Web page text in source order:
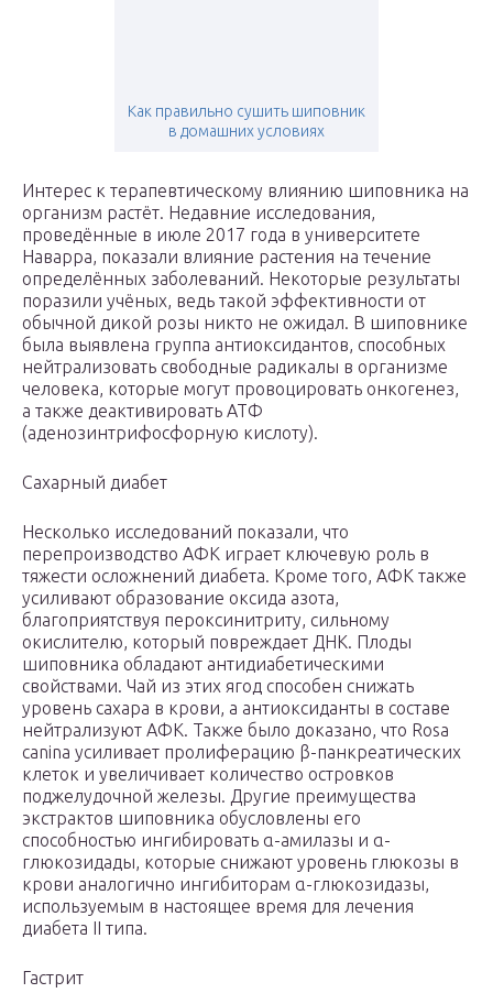
Как правильно сушить шиповник
в домашних условиях
Интерес к терапевтическому влиянию шиповника на
организм растёт. Недавние исследования,
проведённые в июле 2017 года в университете
Наварра, показали влияние растения на течение
определённых заболеваний. Некоторые результаты
поразили учёных, ведь такой эффективности от
обычной дикой розы никто не ожидал. В шиповнике
была выявлена группа антиоксидантов, способных
нейтрализовать свободные радикалы в организме
человека, которые могут провоцировать онкогенез,
а также деактивировать АТФ
(аденозинтрифосфорную кислоту).
Сахарный диабет
Несколько исследований показали, что
перепроизводство АФК играет ключевую роль в
тяжести осложнений диабета. Кроме того, АФК также
усиливают образование оксида азота,
благоприятствуя пероксинитриту, сильному
окислителю, который повреждает ДНК. Плоды
шиповника обладают антидиабетическими
свойствами. Чай из этих ягод способен снижать
уровень сахара в крови, а антиоксиданты в составе
нейтрализуют АФК. Также было доказано, что Rosa
canina усиливает пролиферацию β-панкреатических
клеток и увеличивает количество островков
поджелудочной железы. Другие преимущества
экстрактов шиповника обусловлены его
способностью ингибировать α-амилазы и α-
глюкозидады, которые снижают уровень глюкозы в
крови аналогично ингибиторам α-глюкозидазы,
используемым в настоящее время для лечения
диабета II типа.
Гастрит